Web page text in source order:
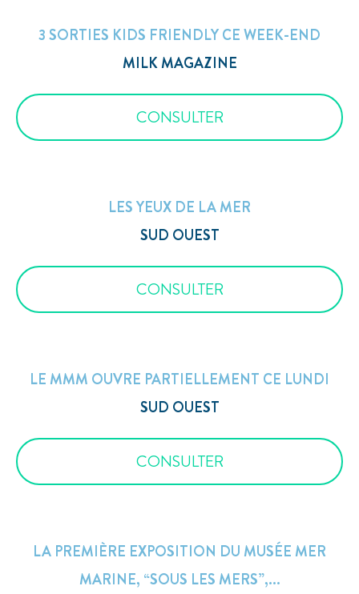
3 SORTIES KIDS FRIENDLY CE WEEK-END
MILK MAGAZINE
CONSULTER
LES YEUX DE LA MER
SUD OUEST
CONSULTER
LE MMM OUVRE PARTIELLEMENT CE LUNDI
SUD OUEST
CONSULTER
LA PREMIÈRE EXPOSITION DU MUSÉE MER
MARINE, “SOUS LES MERS”,...